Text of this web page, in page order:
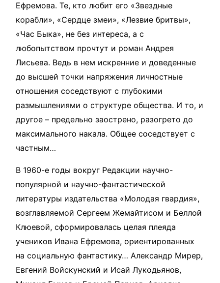
Ефремова. Те, кто любит его «Звездные
корабли», «Сердце змеи», «Лезвие бритвы»,
«Час Быка», не без интереса, а с
любопытством прочтут и роман Андрея
Лисьева. Ведь в нем искренние и доведенные
до высшей точки напряжения личностные
отношения соседствуют с глубокими
размышлениями о структуре общества. И то, и
другое – предельно заострено, разогрето до
максимального накала. Общее соседствует с
частным…
В 1960-е годы вокруг Редакции научно-
популярной и научно-фантастической
литературы издательства «Молодая гвардия»,
возглавляемой Сергеем Жемайтисом и Беллой
Клюевой, сформировалась целая плеяда
учеников Ивана Ефремова, ориентированных
на социальную фантастику… Александр Мирер,
Евгений Войскунский и Исай Лукодьянов,